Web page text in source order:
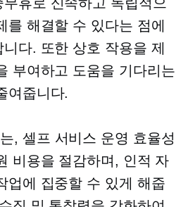
를 해결할 수 있다는 점에
다. 또한 상호 작용을 제
부여하고 도움을 기다리는
여줍니다.
, 셀프 서비스 운영 효율성
비용을 절감하며, 인적 자
업에 집중할 수 있게 해줍